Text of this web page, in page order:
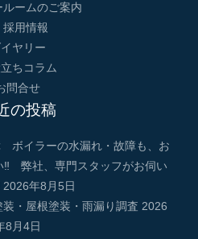
ルームのご案内
採用情報
イヤリー
ちコラム
問合せ
の投稿
ボイラーの水漏れ・故障も、お
‼ 弊社、専門スタッフがお伺い
2026年8月5日
・屋根塗装・雨漏り調査 2026
8月4日